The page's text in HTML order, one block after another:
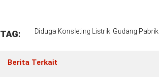
TAG: Diduga Konsleting Listrik Gudang
Berita Terkait